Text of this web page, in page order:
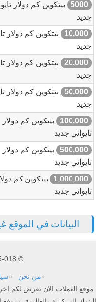
5000
بيتكوين كم دولار
جديد
10,000
بيتكوين كم دولار
جديد
20,000
بيتكوين كم دولار
جديد
50,000
بيتكوين كم دولار
جديد
100,000
بيتكوين كم دولار
تايواني جديد
500,000
بيتكوين كم دولار
تايواني جديد
1,000,000
بيتكوين كم
تايواني جديد
البيانات في الموقع
© 2015-018
من نحن
موقع العملات الان يعرض لكم